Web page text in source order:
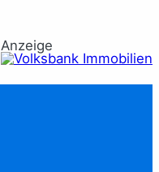
Anzeige